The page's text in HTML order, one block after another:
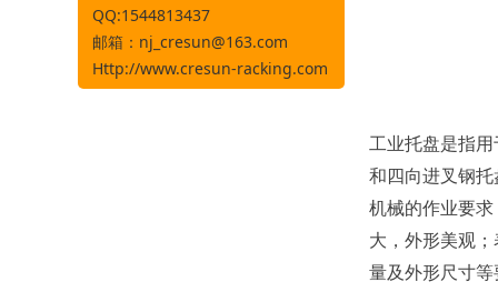
工业托盘是指
和四向进叉钢
机械的作业要
大，外形美观
量及外形尺寸等
QQ:1544813437
邮箱： nj_cresun@163.com
Http://www.cresun-racking.com